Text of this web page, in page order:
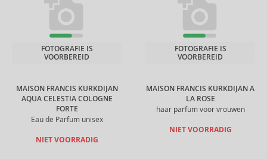
MAISON FRANCIS KURKDIJAN
AQUA CELESTIA COLOGNE
FORTE
Eau de Parfum unisex
FOTOGRAFIE IS
VOORBEREID
NIET VOORRADIG
MAISON FRANCIS KURKDIJAN A
LA ROSE
haar parfum voor vrouwen
FOTOGRAFIE IS
VOORBEREID
NIET VOORRADIG